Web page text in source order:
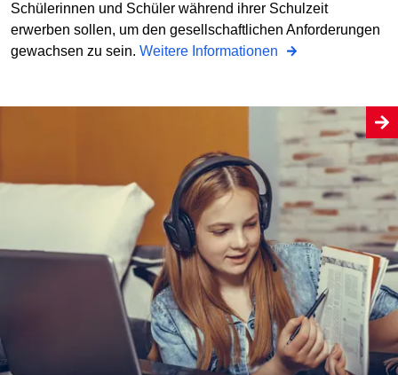
Schülerinnen und Schüler während ihrer Schulzeit
erwerben sollen, um den gesellschaftlichen Anforderungen
gewachsen zu sein. Weitere Informationen